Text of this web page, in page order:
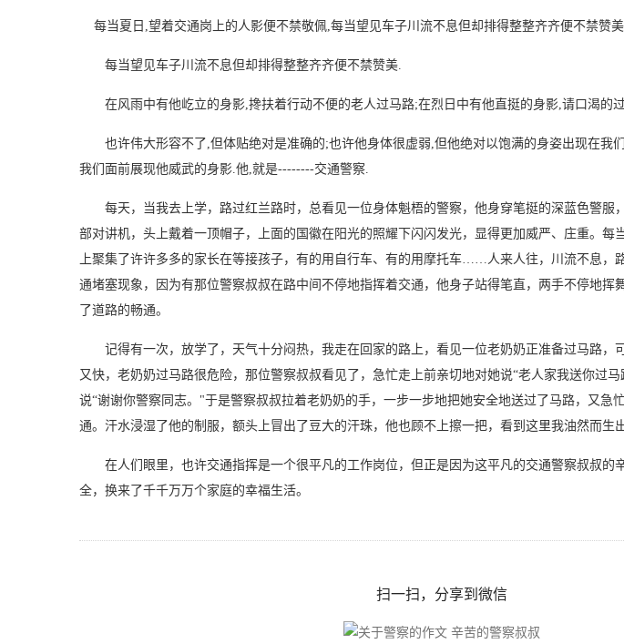
每当夏日,望着交通岗上的人影便不禁敬佩,每当望见车子川流不息但却排得整整齐齐便不禁赞
每当望见车子川流不息但却排得整整齐齐便不禁赞美.
在风雨中有他屹立的身影,搀扶着行动不便的老人过马路;在烈日中有他直挺的身影,请口渴的
也许伟大形容不了,但体贴绝对是准确的;也许他身体很虚弱,但他绝对以饱满的身姿出现在我
我们面前展现他威武的身影.他,就是--------交通警察.
每天，当我去上学，路过红兰路时，总看见一位身体魁梧的警察，他身穿笔挺的深蓝色警服
部对讲机，头上戴着一顶帽子，上面的国徽在阳光的照耀下闪闪发光，显得更加威严、庄重。每
上聚集了许许多多的家长在等接孩子，有的用自行车、有的用摩托车……人来人往，川流不息，
通堵塞现象，因为有那位警察叔叔在路中间不停地指挥着交通，他身子站得笔直，两手不停地挥
了道路的畅通。
记得有一次，放学了，天气十分闷热，我走在回家的路上，看见一位老奶奶正准备过马路，
又快，老奶奶过马路很危险，那位警察叔叔看见了，急忙走上前亲切地对她说“老人家我送你过
说“谢谢你警察同志。"于是警察叔叔拉着老奶奶的手，一步一步地把她安全地送过了马路，又急
通。汗水浸湿了他的制服，额头上冒出了豆大的汗珠，他也顾不上擦一把，看到这里我油然而生
在人们眼里，也许交通指挥是一个很平凡的工作岗位，但正是因为这平凡的交通警察叔叔的
全，换来了千千万万个家庭的幸福生活。
扫一扫，分享到微信